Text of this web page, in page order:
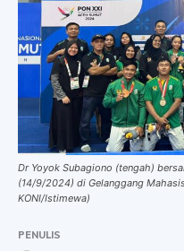
Dr Yoyok Subagiono (tengah)
(14/9/2024) di Gelanggang
KONI/Istimewa)
PENULIS